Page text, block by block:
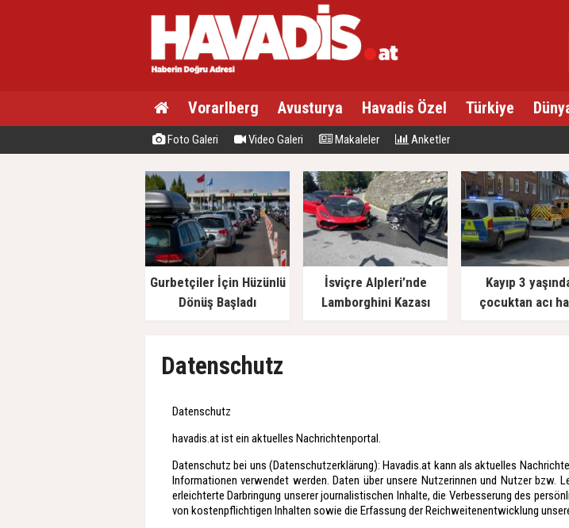
Vorarlberg Avusturya Havadis Özel Türkiye
Foto Galeri Video Galeri Makaleler Anketler
Gurbetçiler İçin Hüzünlü
Dönüş Başladı
İsviçre Alpleri’nde
Lamborghini Kazası
Kayıp 3
çocuktan acı
Datenschutz
Datenschutz
havadis.at ist ein aktuelles Nachrichtenportal.
Datenschutz bei uns (Datenschutzerklärung): Havadis.at kann als aktuelles
Informationen verwendet werden. Daten über unsere Nutzerinnen und Nutzer bzw.
erleichterte Darbringung unserer journalistischen Inhalte, die Verbesserung des
von kostenpflichtigen Inhalten sowie die Erfassung der Reichweitenentwicklung